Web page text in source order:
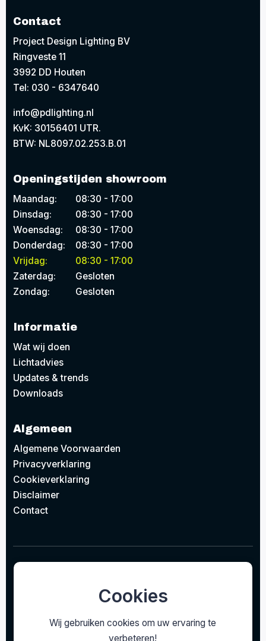
Contact
Project Design Lighting BV
Ringveste 11
3992 DD Houten
Tel: 030 - 6347640
info@pdlighting.nl
KvK: 30156401 UTR.
BTW: NL8097.02.253.B.01
Openingstijden showroom
Maandag:
08:30 - 17:00
Dinsdag:
08:30 - 17:00
Woensdag:
08:30 - 17:00
Donderdag:
08:30 - 17:00
Vrijdag:
08:30 - 17:00
Zaterdag:
Gesloten
Zondag:
Gesloten
Informatie
Wat wij doen
Lichtadvies
Updates & trends
Downloads
Algemeen
Algemene Voorwaarden
Privacyverklaring
Cookieverklaring
Disclaimer
Contact
Cookies
Wij gebruiken cookies om uw ervaring te
verbeteren!